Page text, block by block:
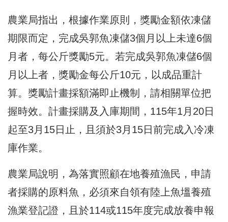
農業局指出，根據作業原則，獎勵金額依凍儲
期限而定，完成吳郭魚凍儲3個月以上未達6個
月者，每公斤獎勵5元。若完成吳郭魚凍儲6個
月以上者，獎勵金每公斤10元，以成品重計
算。獎勵計畫採額滿即止機制，請相關單位把
握時效。計畫採購及入庫期間，115年1月20日
起至3月15日止，且須於3月15日前完成入冷凍
庫作業。
農業局說明，為落實照顧在地養殖漁民，申請
者採購的原料魚，必須來自領有陸上魚塭養殖
漁業登記證，且於114或115年度完成放養申報